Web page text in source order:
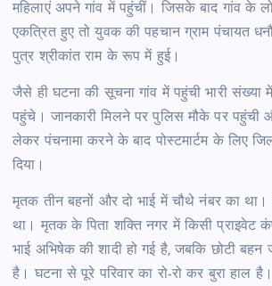
महिलाएं अपने गांव में पहुंचीं। जिसके बाद गांव के
एकत्रित हुए तो युवक की पहचान ग्राम पंचायत
पुत्र श्रीकांत राम के रूप में हुई।
जैसे ही घटना की सूचना गांव में पहुंची भारी संख्या
पहुंचे। जानकारी मिलने पर पुलिस मौके पर
लेकर पंचनामा करने के बाद पोस्टमार्टम के लिए
दिया।
मृतक तीन बहनों और दो भाई में चौथे नंबर का था।
था। मृतक के पिता शक्ति नगर में किसी प्राइवेट
भाई अभिषेक की शादी हो गई है, जबकि छोटी बहन
है। घटना से पूरे परिवार का रो-रो कर बुरा हाल है।